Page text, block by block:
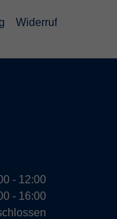
Widerruf
- 12:00
- 16:00